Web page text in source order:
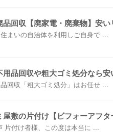
回収【廃家電・廃棄物】安
まいの自治体を利用しご自身で ...
品回収や粗大ゴミ処分なら安
回収「粗大ゴミ処分」はお任せ ...
敷の片付け【ビフォーアフタ
片付け者様、この度は本当に ...